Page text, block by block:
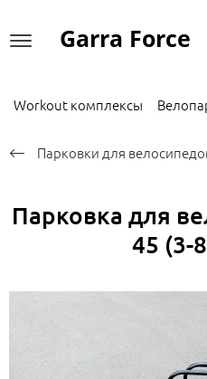
Garra Force
Workout комплексы
Парковки для
Парковка для
45 (3-